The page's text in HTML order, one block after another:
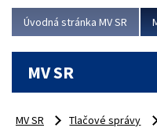
Úvodná stránka MV SR
MV SR
MV SR Tlačové správy